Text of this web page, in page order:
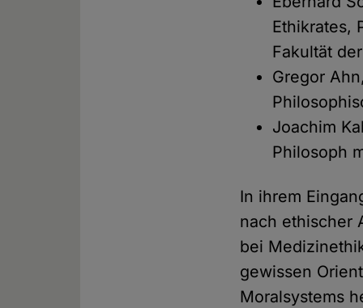
Ethikrates,
Fakultät
Gregor
Joachim
Philosoph
In ihrem
nach ethischer
bei
gewissen
Moralsystems